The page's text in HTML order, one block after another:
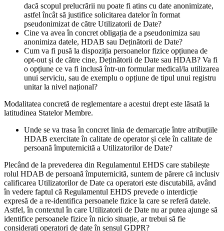
dacă scopul prelucrării nu poate fi atins cu date anonimizate,
astfel încât să justifice solicitarea datelor în format
pseudonimizat de către Utilizatorii de Date?
Cine va avea în concret obligația de a pseudonimiza sau
anonimiza datele, HDAB sau Deținătorii de Date?
Cum va fi pusă la dispoziția persoanelor fizice opțiunea de
opt-out și de către cine, Deținătorii de Date sau HDAB? Va fi
o opțiune ce va fi inclusă într-un formular medical/la utilizarea
unui serviciu, sau de exemplu o opțiune de tipul unui registru
unitar la nivel național?
Modalitatea concretă de reglementare a acestui drept este lăsată la
latitudinea Statelor Membre.
Unde se va trasa în concret linia de demarcație între atribuțiile
HDAB exercitate în calitate de operator și cele în calitate de
persoană împuternicită a Utilizatorilor de Date?
Plecând de la prevederea din Regulamentul EHDS care stabilește
rolul HDAB de persoană împuternicită, suntem de părere că inclusiv
calificarea Utilizatorilor de Date ca operatori este discutabilă, având
în vedere faptul că Regulamentul EHDS prevede o interdicție
expresă de a re-identifica persoanele fizice la care se referă datele.
Astfel, în contextul în care Utilizatorii de Date nu ar putea ajunge să
identifice persoanele fizice în nicio situație, ar trebui să fie
considerați operatori de date în sensul GDPR?